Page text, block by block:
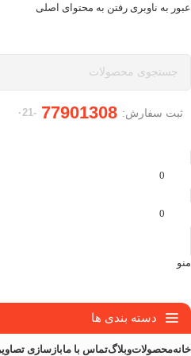
عبور به ناوبری رفتن به محتوای اصلی
ثبت سفارش: 77901308 -۰21
0
0
منو
دسته بندی ها
خانهمحصولاتوبلاگتماس با مابازسازی